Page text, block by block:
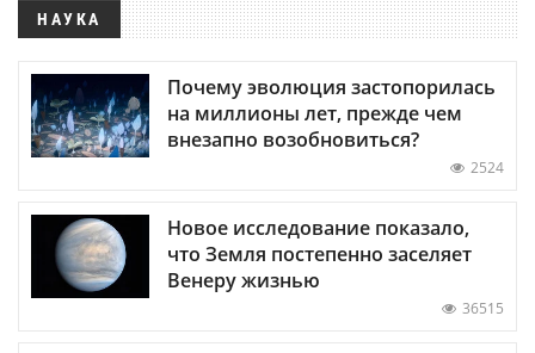
НАУКА
Почему эволюция застопорилась
на миллионы лет, прежде чем
внезапно возобновиться?
2524
Новое исследование показало,
что Земля постепенно заселяет
Венеру жизнью
36515